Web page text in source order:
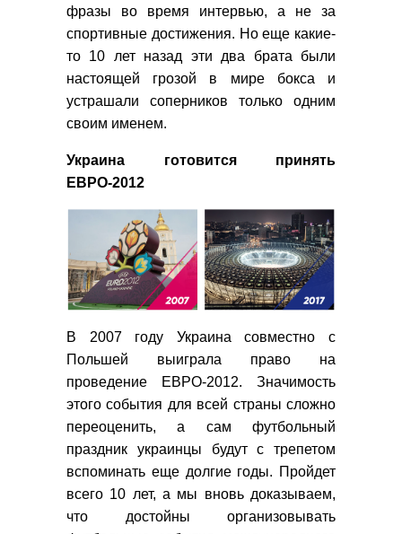
фразы во время интервью, а не за
спортивные достижения. Но еще какие-
то 10 лет назад эти два брата были
настоящей грозой в мире бокса и
устрашали соперников только одним
своим именем.
Украина готовится принять
ЕВРО-2012
В 2007 году Украина совместно с
Польшей выиграла право на
проведение ЕВРО-2012. Значимость
этого события для всей страны сложно
переоценить, а сам футбольный
праздник украинцы будут с трепетом
вспоминать еще долгие годы. Пройдет
всего 10 лет, а мы вновь доказываем,
что достойны организовывать